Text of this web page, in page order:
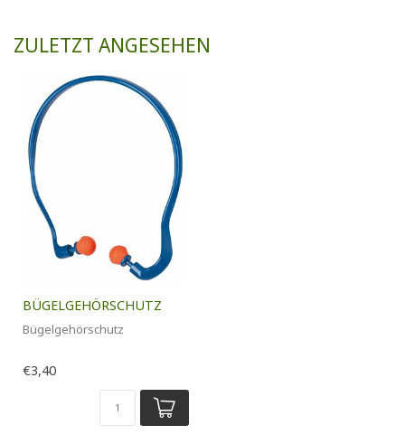
ZULETZT ANGESEHEN
BÜGELGEHÖRSCHUTZ
Bügelgehörschutz
€3,40